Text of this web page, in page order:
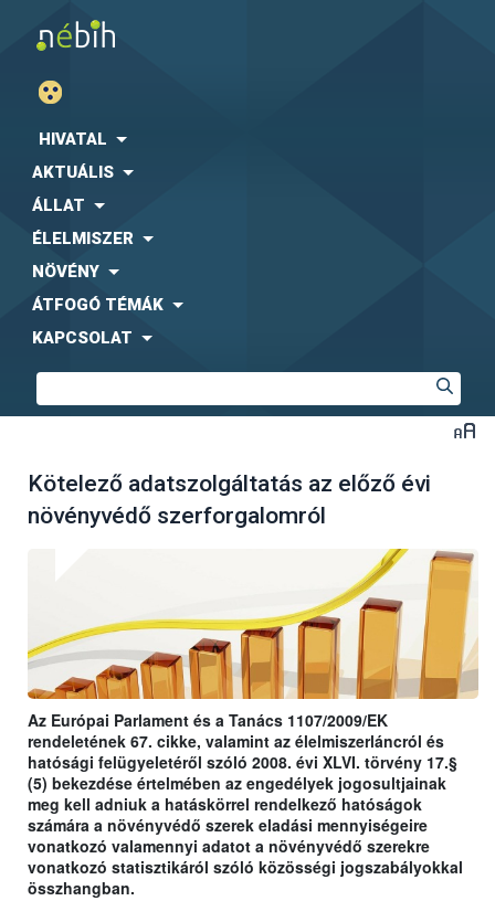
HIVATAL
AKTUÁLIS
ÁLLAT
ÉLELMISZER
NÖVÉNY
ÁTFOGÓ TÉMÁK
KAPCSOLAT
Kötelező adatszolgáltatás az előző évi
növényvédő szerforgalomról
Az Európai Parlament és a Tanács 1107/2009/EK
rendeletének 67. cikke, valamint az élelmiszerláncról és
hatósági felügyeletéről szóló 2008. évi XLVI. törvény 17.§
(5) bekezdése értelmében az engedélyek jogosultjainak
meg kell adniuk a hatáskörrel rendelkező hatóságok
számára a növényvédő szerek eladási mennyiségeire
vonatkozó valamennyi adatot a növényvédő szerekre
vonatkozó statisztikáról szóló közösségi jogszabályokkal
összhangban.